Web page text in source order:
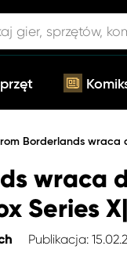
Borderlands wraca
wraca
Series
Publikacja: